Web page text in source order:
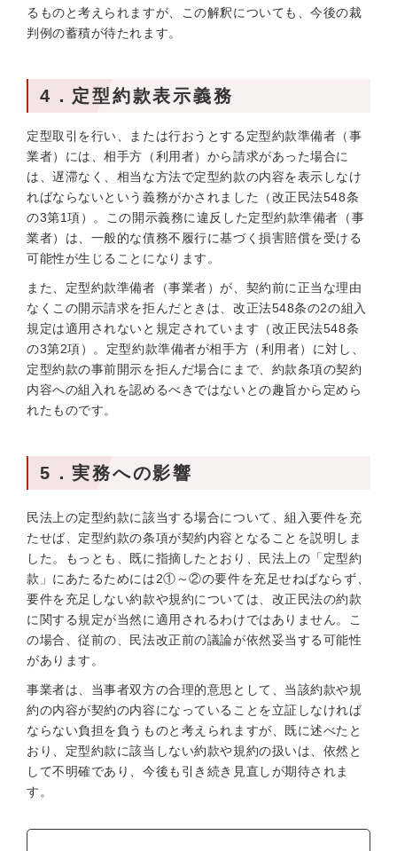
るものと考えられますが、この解釈についても、今後の裁
判例の蓄積が待たれます。
4．定型約款表示義務
定型取引を行い、または行おうとする定型約款準備者（事
業者）には、相手方（利用者）から請求があった場合に
は、遅滞なく、相当な方法で定型約款の内容を表示しなけ
ればならないという義務がかされました（改正民法548条
の3第1項）。この開示義務に違反した定型約款準備者（事
業者）は、一般的な債務不履行に基づく損害賠償を受ける
可能性が生じることになります。
また、定型約款準備者（事業者）が、契約前に正当な理由
なくこの開示請求を拒んだときは、改正法548条の2の組入
規定は適用されないと規定されています（改正民法548条
の3第2項）。定型約款準備者が相手方（利用者）に対し、
定型約款の事前開示を拒んだ場合にまで、約款条項の契約
内容への組入れを認めるべきではないとの趣旨から定めら
れたものです。
5．実務への影響
民法上の定型約款に該当する場合について、組入要件を充
たせば、定型約款の条項が契約内容となることを説明しま
した。もっとも、既に指摘したとおり、民法上の「定型約
款」にあたるためには2①～②の要件を充足せねばならず、
要件を充足しない約款や規約については、改正民法の約款
に関する規定が当然に適用されるわけではありません。こ
の場合、従前の、民法改正前の議論が依然妥当する可能性
があります。
事業者は、当事者双方の合理的意思として、当該約款や規
約の内容が契約の内容になっていることを立証しなければ
ならない負担を負うものと考えられますが、既に述べたと
おり、定型約款に該当しない約款や規約の扱いは、依然と
して不明確であり、今後も引き続き見直しが期待されま
す。